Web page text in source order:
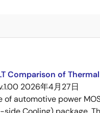
Comparison of
2026年4月27日
automotive power